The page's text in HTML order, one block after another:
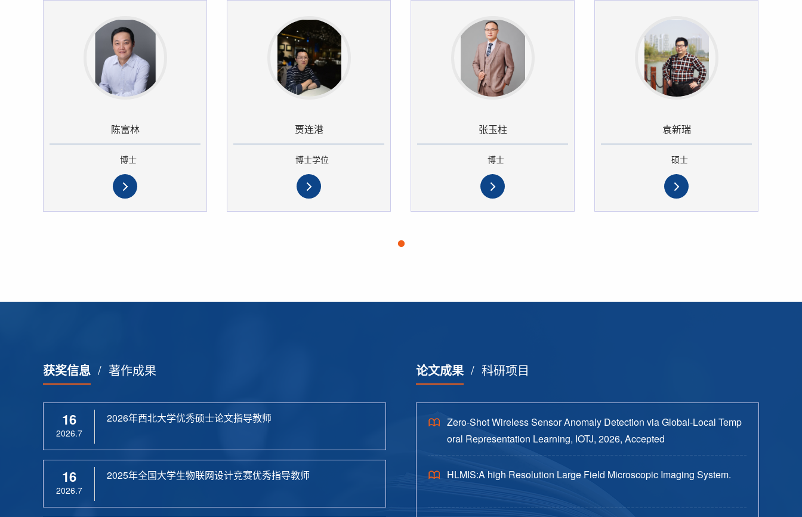
陈富林
博士
贾连港
博士学位
张玉柱
博士
袁新瑞
硕士
获奖信息 / 著作成果
16
2026.7
2026年西北大学优秀硕士论文指导教师
16
2026.7
2025年全国大学生物联网设计竞赛优秀指导教师
论文成果/ 科研项目
Zero-Shot Wireless Sensor Anomaly Detection via Global-Local Temp
oral Representation Learning, IOTJ, 2026, Accepted
HLMIS:A high Resolution Large Field Microscopic Imaging System.